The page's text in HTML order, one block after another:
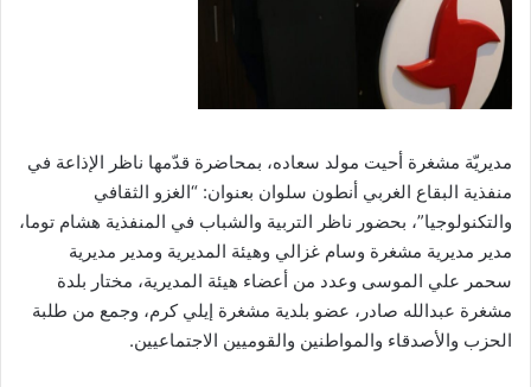
مديريّة مشغرة أحيت مولد سعاده، بمحاضرة قدّمها ناظر الإذاعة في
منفذية البقاع الغربي أنطون سلوان بعنوان: “الغزو الثقافي
والتكنولوجيا”، بحضور ناظر التربية والشباب في المنفذية هشام توما،
مدير مديرية مشغرة وسام غزالي وهيئة المديرية ومدير مديرية
سحمر علي الموسى وعدد من أعضاء هيئة المديرية، مختار بلدة
مشغرة عبدالله صادر، عضو بلدية مشغرة إيلي كرم، وجمع من طلبة
الحزب والأصدقاء والمواطنين والقوميين الاجتماعيين.